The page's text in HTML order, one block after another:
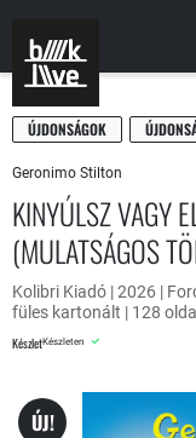
ÚJDONSÁGOK
Geronimo Stilton
KINYÚLSZ VAGY
(MULATSÁGOS
Kolibri Kiadó | 2026 |
füles kartonált | 128 oldal
KészletKészleten
ÚJ!